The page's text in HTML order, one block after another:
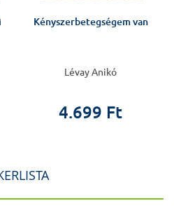
Kényszerbetegségem van
Lévay Anikó
4.699 Ft